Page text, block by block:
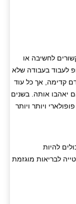
לחשיבה או
לעבוד בעבודה שלא
קדימה, אך כל עוד
יאהבו אותה. בשנים
ויותר ויותר
להיות
לבריאות מוגזמת